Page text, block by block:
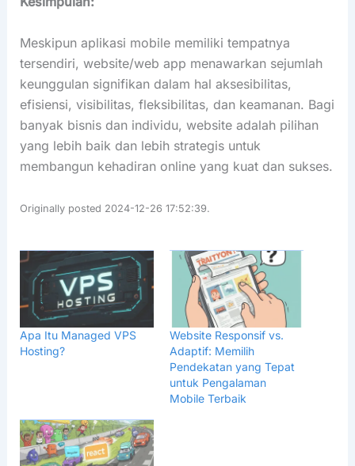
Meskipun aplikasi mobile memiliki tempatnya
tersendiri, website/web app menawarkan sejumlah
keunggulan signifikan dalam hal aksesibilitas,
efisiensi, visibilitas, fleksibilitas, dan keamanan. Bagi
banyak bisnis dan individu, website adalah pilihan
yang lebih baik dan lebih strategis untuk
membangun kehadiran online yang kuat dan sukses.
Originally posted 2024-12-26 17:52:39.
Apa Itu Managed VPS
Hosting?
Website Responsif vs.
Adaptif: Memilih
Pendekatan yang Tepat
untuk Pengalaman
Mobile Terbaik